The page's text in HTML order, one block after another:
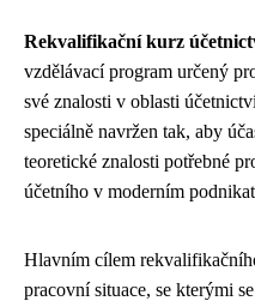
Rekvalifikační kurz
vzdělávací program určený
své znalosti v oblasti
speciálně navržen tak, aby
teoretické znalosti potřebné
účetního v moderním
Hlavním cílem
pracovní situace, se kterými